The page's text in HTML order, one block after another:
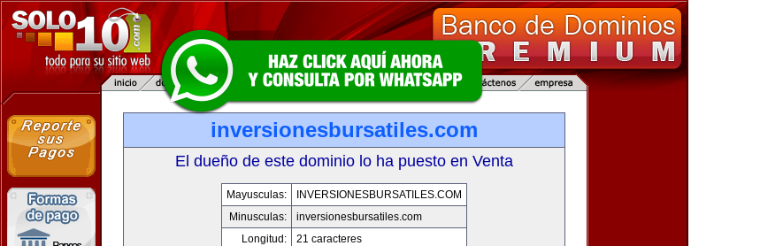
inversionesbursatiles.com
El dueño de este dominio lo ha puesto en Venta
Mayusculas:
INVERSIONESBURSATILES.COM
Minusculas:
inversionesbursatiles.com
Longitud:
21 caracteres